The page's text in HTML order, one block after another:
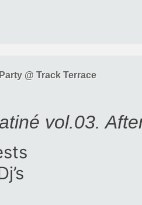
@ Track Terrace
vol.03.